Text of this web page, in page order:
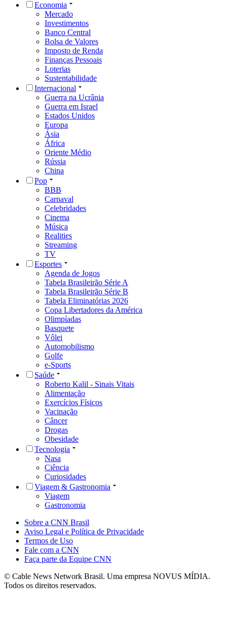
Economia
Mercado
Investimentos
Banco Central
Bolsa de Valores
Imposto de Renda
Finanças Pessoais
Loterias
Sustentabilidade
Internacional
Guerra na Ucrânia
Guerra em Israel
Estados Unidos
Europa
Ásia
África
Oriente Médio
Rússia
China
Pop
BBB
Carnaval
Celebridades
Cinema
Música
Realities
Streaming
TV
Esportes
Agenda de Jogos
Tabela Brasileirão Série A
Tabela Brasileirão Série B
Tabela Eliminatórias 2026
Copa Libertadores da América
Olimpíadas
Basquete
Vôlei
Automobilismo
Golfe
e-Sports
Saúde
Roberto Kalil - Sinais Vitais
Alimentação
Exercícios Físicos
Vacinação
Câncer
Drogas
Obesidade
Tecnologia
Nasa
Ciência
Curiosidades
Viagem & Gastronomia
Viagem
Gastronomia
Sobre a CNN Brasil
Aviso Legal e Política de Privacidade
Termos de Uso
Fale com a CNN
Faça parte da Equipe CNN
© Cable News Network Brasil. Uma empresa NOVUS MÍDIA.
Todos os direitos reservados.